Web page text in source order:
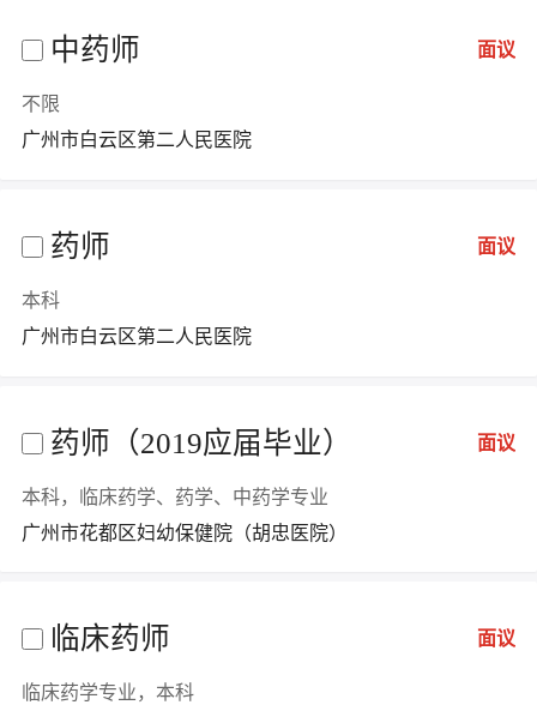
中药师 面议
不限
广州市白云区第二人民医院
药师 面议
本科
广州市白云区第二人民医院
药师（2019应届毕业） 面议
本科，临床药学、药学、中药学专业
广州市花都区妇幼保健院（胡忠医院）
临床药师 面议
临床药学专业，本科